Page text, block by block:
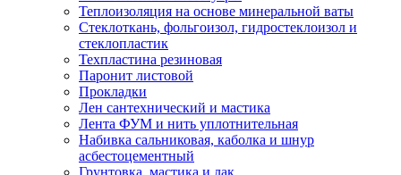
Теплоизоляция на основе минеральной ваты
Стеклоткань, фольгоизол, гидростеклоизол и
стеклопластик
Техпластина резиновая
Паронит листовой
Прокладки
Лен сантехнический и мастика
Лента ФУМ и нить уплотнительная
Набивка сальниковая, каболка и шнур
асбестоцементный
Грунтовка, мастика и лак